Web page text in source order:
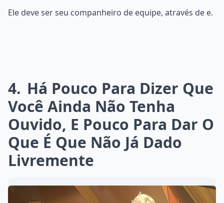
Ele deve ser seu companheiro de equipe, através de e.
4 Há Pouco Para Dizer Que
Você Ainda Não Tenha
Ouvido, E Pouco Para Dar O
Que É Que Não Já Dado
Livremente